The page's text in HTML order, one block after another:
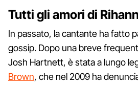
Tutti gli amori di
In passato, la cantante ha fatto
gossip. Dopo una breve
Josh Hartnett, è stata a lungo
Brown, che nel 2009 ha